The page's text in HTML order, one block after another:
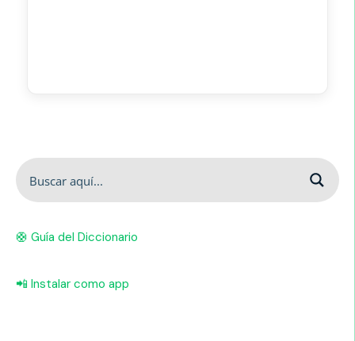
🛟 Guía del Diccionario
📲 Instalar como app